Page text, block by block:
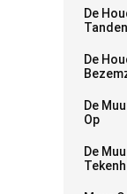
De
De
De
Op
De